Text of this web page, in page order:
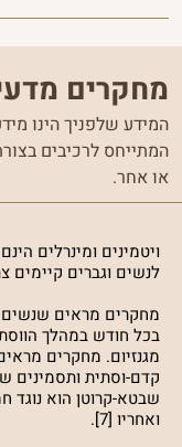
מחקרים
המידע שלפניך הינו
המתייחס לרכיבים
או אחר.
ויטמינים ומינרלים
לנשים וגברים קיימים
מחקרים מראים שנשים
מגנזיום. מחקרים
שבטא-קרוטן הוא נוגד
ואחריו [7].